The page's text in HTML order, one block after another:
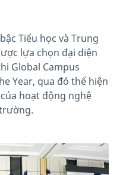
Tiểu học và Trung
lựa chọn đại diện
Global Campus
Year, qua đó thể hiện
hoạt động nghệ